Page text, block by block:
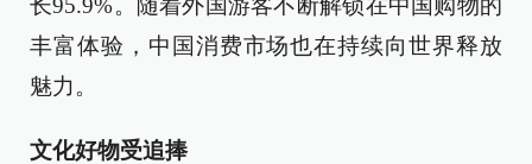
长95.9%。随着外国游客不断解锁在中国购物的
丰富体验，中国消费市场也在持续向世界释放
魅力。
文化好物受追捧